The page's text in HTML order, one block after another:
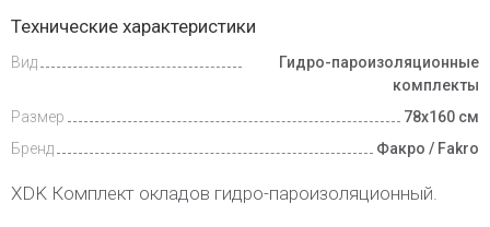
и оплата
Технические характеристики
Вид
Гидро-пароизоляционные
комплекты
Размер
78х160 см
Бренд
Факро / Fakro
XDK Комплект окладов гидро-пароизоляционный.